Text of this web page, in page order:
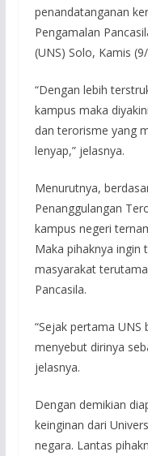
penandatanganan
Pengamalan
(UNS) Solo, Kamis
“Dengan lebih
kampus maka
dan terorisme yang
lenyap,” jelasnya.
Menurutnya,
Penanggulangan
kampus negeri
Maka pihaknya ingin
masyarakat
Pancasila.
“Sejak pertama UNS
menyebut dirinya
jelasnya.
Dengan demikian
keinginan dari
negara. Lantas